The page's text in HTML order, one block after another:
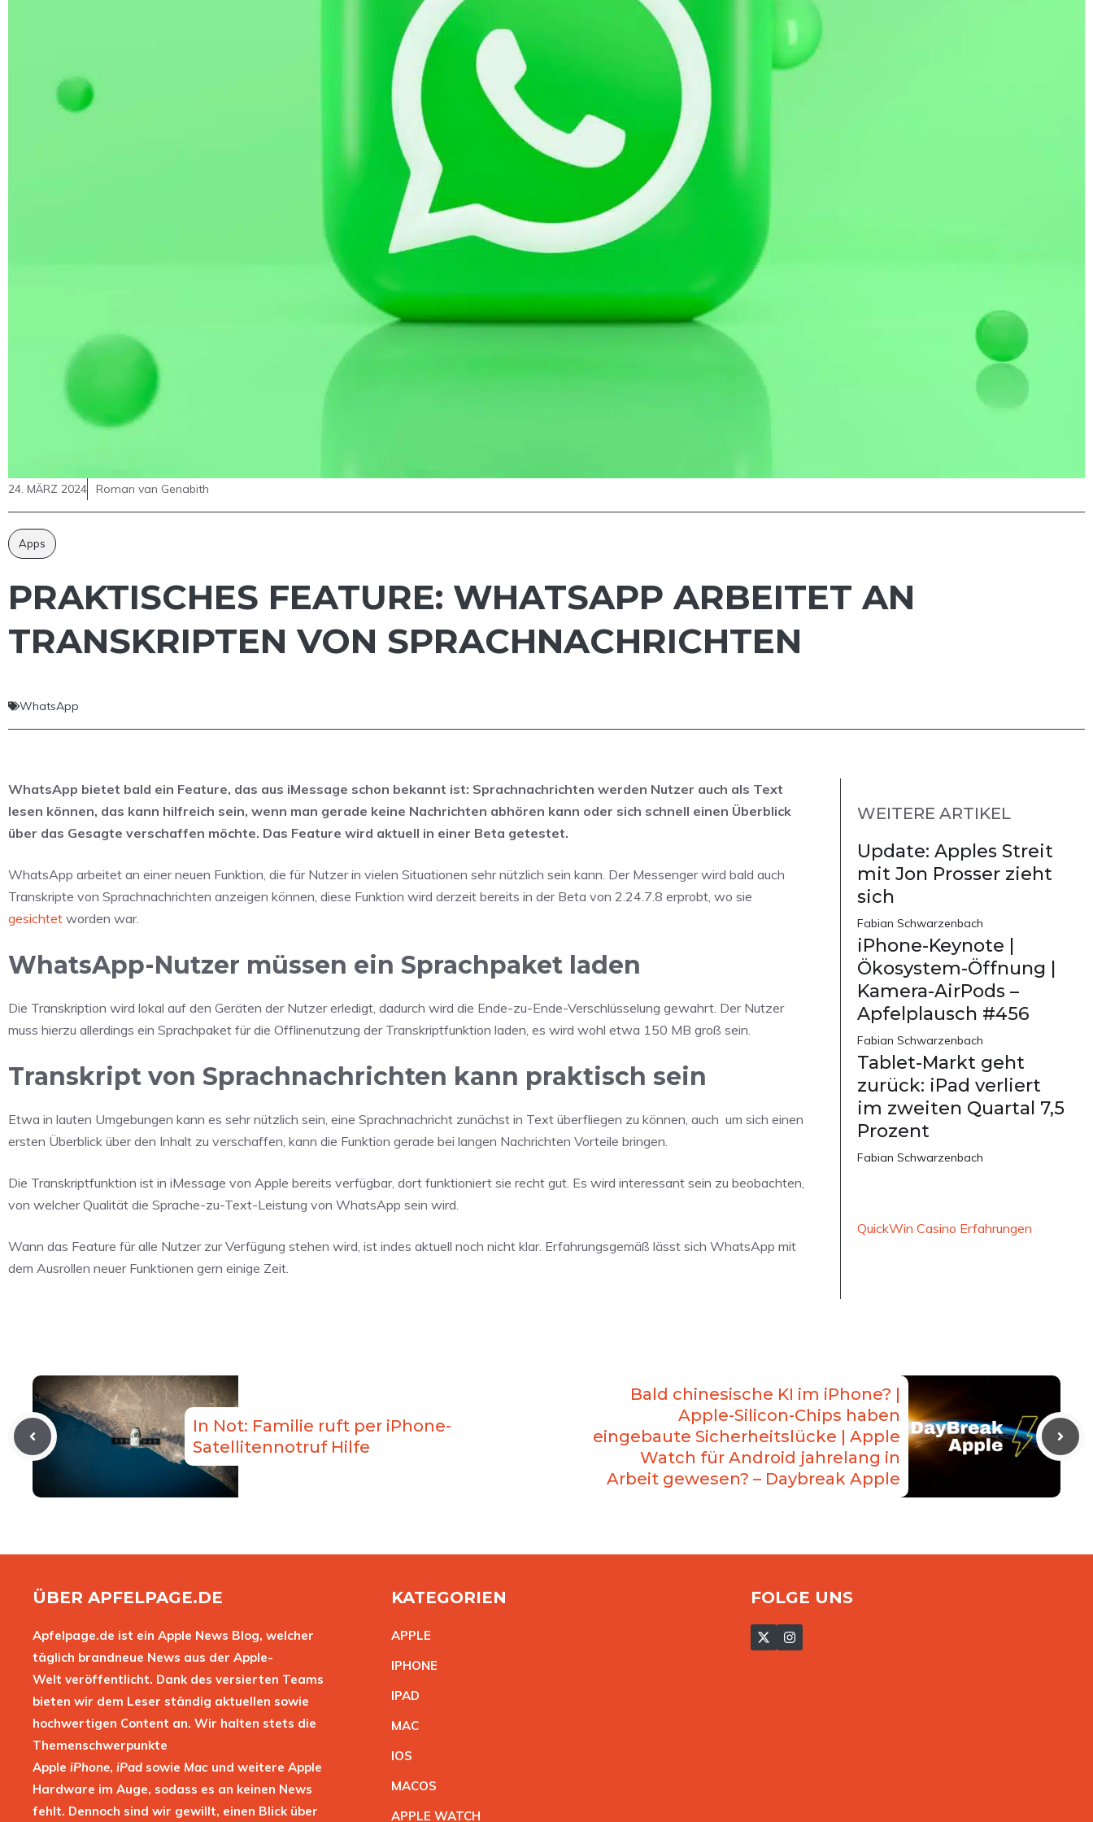
24. MÄRZ 2024 Roman van Genabith
Apps
PRAKTISCHES FEATURE: WHATSAPP ARBEITET AN
TRANSKRIPTEN VON SPRACHNACHRICHTEN
WhatsApp
WhatsApp bietet bald ein Feature, das aus iMessage schon bekannt ist: Sprachnachrichten werden Nutzer auch als Text
lesen können, das kann hilfreich sein, wenn man gerade keine Nachrichten abhören kann oder sich schnell einen Überblick
über das Gesagte verschaffen möchte. Das Feature wird aktuell in einer Beta getestet.
WhatsApp arbeitet an einer neuen Funktion, die für Nutzer in vielen Situationen sehr nützlich sein kann. Der Messenger wird bald auch
Transkripte von Sprachnachrichten anzeigen können, diese Funktion wird derzeit bereits in der Beta von 2.24.7.8 erprobt, wo sie
gesichtet worden war.
WhatsApp-Nutzer müssen ein Sprachpaket laden
Die Transkription wird lokal auf den Geräten der Nutzer erledigt, dadurch wird die Ende-zu-Ende-Verschlüsselung gewahrt. Der Nutzer
muss hierzu allerdings ein Sprachpaket für die Offlinenutzung der Transkriptfunktion laden, es wird wohl etwa 150 MB groß sein.
Transkript von Sprachnachrichten kann praktisch sein
Etwa in lauten Umgebungen kann es sehr nützlich sein, eine Sprachnachricht zunächst in Text überfliegen zu können, auch um sich einen
ersten Überblick über den Inhalt zu verschaffen, kann die Funktion gerade bei langen Nachrichten Vorteile bringen.
Die Transkriptfunktion ist in iMessage von Apple bereits verfügbar, dort funktioniert sie recht gut. Es wird interessant sein zu beobachten,
von welcher Qualität die Sprache-zu-Text-Leistung von WhatsApp sein wird.
Wann das Feature für alle Nutzer zur Verfügung stehen wird, ist indes aktuell noch nicht klar. Erfahrungsgemäß lässt sich WhatsApp mit
dem Ausrollen neuer Funktionen gern einige Zeit.
WEITERE ARTIKEL
Update: Apples Streit
mit Jon Prosser zieht
sich
Fabian Schwarzenbach
iPhone-Keynote |
Ökosystem-Öffnung |
Kamera-AirPods –
Apfelplausch #456
Fabian Schwarzenbach
Tablet-Markt geht
zurück: iPad verliert
im zweiten Quartal 7,5
Prozent
Fabian Schwarzenbach
QuickWin Casino Erfahrungen
In Not: Familie ruft per iPhone-
Satellitennotruf Hilfe
Bald chinesische KI im iPhone? |
Apple-Silicon-Chips haben
eingebaute Sicherheitslücke | Apple
Watch für Android jahrelang in
Arbeit gewesen? – Daybreak Apple
ÜBER APFELPAGE.DE
Apfelpage.de ist ein Apple News Blog, welcher
täglich brandneue News aus der Apple-
Welt veröffentlicht. Dank des versierten Teams
bieten wir dem Leser ständig aktuellen sowie
hochwertigen Content an. Wir halten stets die
Themenschwerpunkte
Apple iPhone, iPad sowie Mac und weitere Apple
Hardware im Auge, sodass es an keinen News
fehlt. Dennoch sind wir gewillt, einen Blick über
KATEGORIEN
APPLE
IPHONE
IPAD
MAC
IOS
MACOS
APPLE WATCH
FOLGE UNS